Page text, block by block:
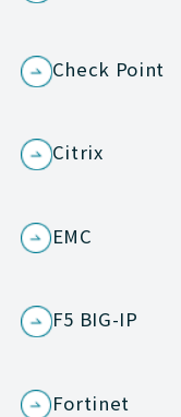
Check Point
Citrix
EMC
F5 BIG-IP
Fortinet